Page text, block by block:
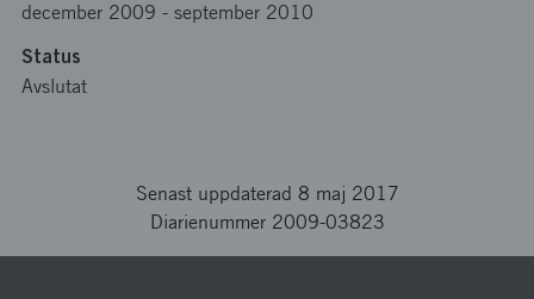
december 2009 - september 2010
Status
Avslutat
Senast uppdaterad 8 maj 2017
Diarienummer 2009-03823